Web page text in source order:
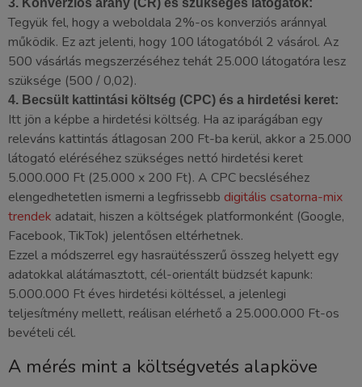
3. Konverziós arány (CR) és szükséges látogatók:
Tegyük fel, hogy a weboldala 2%-os konverziós aránnyal
működik. Ez azt jelenti, hogy 100 látogatóból 2 vásárol. Az
500 vásárlás megszerzéséhez tehát 25.000 látogatóra lesz
szüksége (500 / 0,02).
4. Becsült kattintási költség (CPC) és a hirdetési keret:
Itt jön a képbe a hirdetési költség. Ha az iparágában egy
releváns kattintás átlagosan 200 Ft-ba kerül, akkor a 25.000
látogató eléréséhez szükséges nettó hirdetési keret
5.000.000 Ft (25.000 x 200 Ft). A CPC becsléséhez
elengedhetetlen ismerni a legfrissebb digitális csatorna-mix
trendek adatait, hiszen a költségek platformonként (Google,
Facebook, TikTok) jelentősen eltérhetnek.
Ezzel a módszerrel egy hasraütésszerű összeg helyett egy
adatokkal alátámasztott, cél-orientált büdzsét kapunk:
5.000.000 Ft éves hirdetési költéssel, a jelenlegi
teljesítmény mellett, reálisan elérhető a 25.000.000 Ft-os
bevételi cél.
A mérés mint a költségvetés alapköve